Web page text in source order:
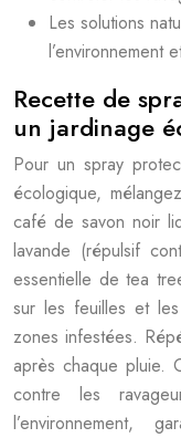
Les solutions
l’environnement
Recette de
un jardinage
Pour un spray
écologique,
café de savon noir
lavande (répulsif
essentielle de tea
sur les feuilles et
zones infestées.
après chaque pluie.
contre les
l’environnement,